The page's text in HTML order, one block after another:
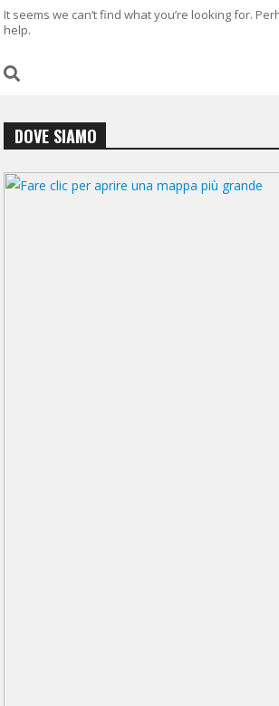
It seems we can’t find what you’re looking for.
help.
DOVE SIAMO